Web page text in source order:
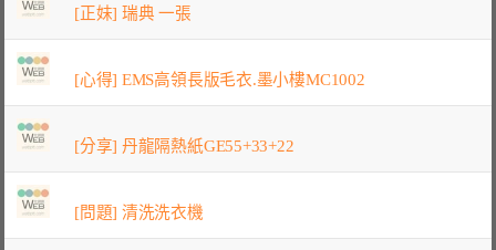
[正妹] 瑞典 一張
[心得] EMS高領長版毛衣.墨小樓MC1002
[分享] 丹龍隔熱紙GE55+33+22
[問題] 清洗洗衣機